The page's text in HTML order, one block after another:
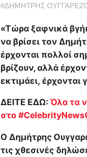
#ΔΗΜΗΤΡΗΣ
«Τώρα ξαφνικά
να βρίσει τον
έρχονται πολλοί
βρίζουν, αλλά
εκτιμάει, έρχονται
ΔΕΙΤΕ ΕΔΩ: Όλα τα
στο
Ο Δημήτρης
τις χθεσινές